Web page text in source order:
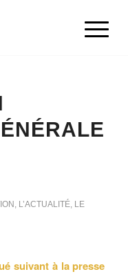
, L’ACTUALITÉ, LE
suivant à la presse